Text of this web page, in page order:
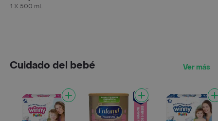
Frasco 500 mL
1 X 500 mL
Cuidado del bebé Ver más